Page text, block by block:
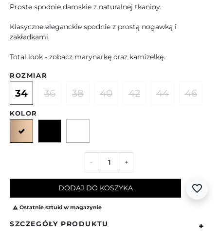
Proste spodnie damskie z naturalnej tkaniny.
Klasyczne eleganckie spodnie z prostą nogawką i
zakładkami.
Total look - zobacz marynarkę oraz kamizelkę.
ROZMIAR
34 36 38 40 42 44 46
KOLOR
- +
DODAJ DO KOSZYKA favorite_border
 Ostatnie sztuki w magazynie
SZCZEGÓŁY PRODUKTU +